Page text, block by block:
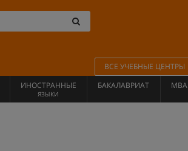
ВСЕ УЧЕБНЫЕ ЦЕНТРЫ
ИНОСТРАННЫЕ
ЯЗЫКИ
БАКАЛАВРИАТ MBA